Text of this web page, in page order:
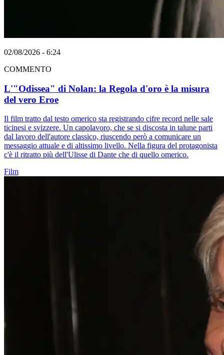
02/08/2026 - 6:24
COMMENTO
L'"Odissea" di Nolan: la Regola d'oro è la misura
del vero Eroe
Il film tratto dal testo omerico sta registrando cifre record nelle sale
ticinesi e svizzere. Un capolavoro, che se si discosta in talune parti
dal lavoro dell'autore classico, riuscendo però a comunicare un
messaggio attuale e di altissimo livello. Nella figura del protagonista
c'è il ritratto più dell'Ulisse di Dante che di quello omerico.
Film